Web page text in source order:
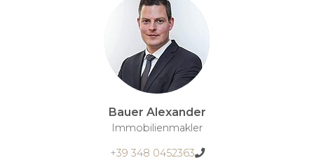
Bauer Alexander
Immobilienmakler
+39 348 0452363